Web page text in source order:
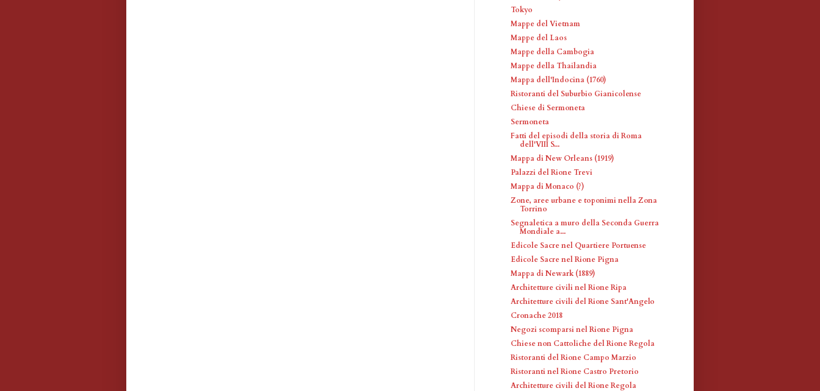
Tokyo
Mappe del Vietnam
Mappe del Laos
Mappe della Cambogia
Mappe della Thailandia
Mappa dell'Indocina (1760)
Ristoranti del Suburbio Gianicolense
Chiese di Sermoneta
Sermoneta
Fatti del episodi della storia di Roma
dell'VIII S...
Mappa di New Orleans (1919)
Palazzi del Rione Trevi
Mappa di Monaco (?)
Zone, aree urbane e toponimi nella Zona
Torrino
Segnaletica a muro della Seconda Guerra
Mondiale a...
Edicole Sacre nel Quartiere Portuense
Edicole Sacre nel Rione Pigna
Mappa di Newark (1889)
Architetture civili nel Rione Ripa
Architetture civili del Rione Sant'Angelo
Cronache 2018
Negozi scomparsi nel Rione Pigna
Chiese non Cattoliche del Rione Regola
Ristoranti del Rione Campo Marzio
Ristoranti nel Rione Castro Pretorio
Architetture civili del Rione Regola